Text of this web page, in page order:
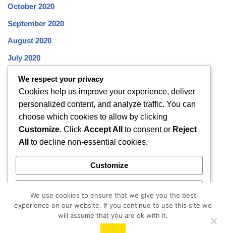
October 2020
September 2020
August 2020
July 2020
June 2020
May 2020
April 2020
March 2020
February 2020
December 2019
November 2019
October 2019
We respect your privacy
Cookies help us improve your experience, deliver
personalized content, and analyze traffic. You can
choose which cookies to allow by clicking
Customize. Click Accept All to consent or Reject
All
to decline non-essential cookies.
Customize
Accept All
We use cookies to ensure that we give you the best
experience on our website. If you continue to use this site we
will assume that you are ok with it.